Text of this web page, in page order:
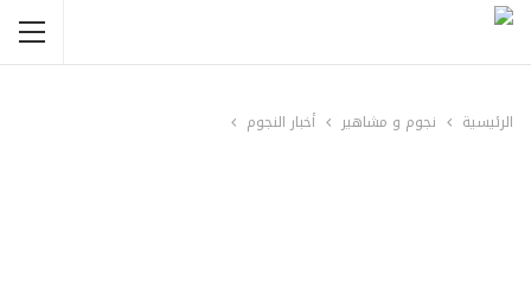
الرئيسية نجوم و مشاهير أخبار النجوم